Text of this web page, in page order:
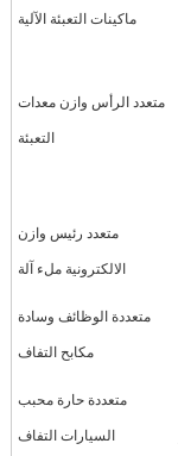
ماكينات التعبئة الآلية
متعدد الرأس وازن معدات
التعبئة
متعدد رئيس وازن
الالكترونية ملء آلة
متعددة الوظائف وسادة
مكابح التفاف
متعددة حارة محبب
السيارات التفاف